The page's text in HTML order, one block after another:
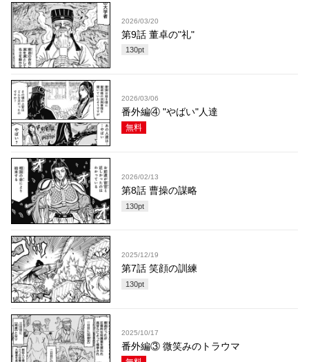
2026/03/20
第9話 董卓の"礼"
130pt
2026/03/06
番外編④ "やばい"人達
無料
2026/02/13
第8話 曹操の謀略
130pt
2025/12/19
第7話 笑顔の訓練
130pt
2025/10/17
番外編③ 微笑みのトラウマ